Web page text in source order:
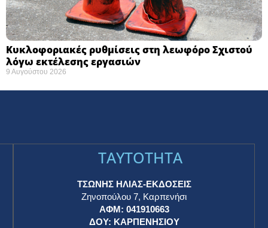
Κυκλοφοριακές ρυθμίσεις στη λεωφόρο Σχιστού
λόγω εκτέλεσης εργασιών
9 Αυγούστου 2026
TAYTOTHTA
ΤΣΩΝΗΣ ΗΛΙΑΣ-ΕΚΔΟΣΕΙΣ
Ζηνοπούλου 7, Καρπενήσι
ΑΦΜ: 041910663
ΔΟΥ: ΚΑΡΠΕΝΗΣΙΟΥ